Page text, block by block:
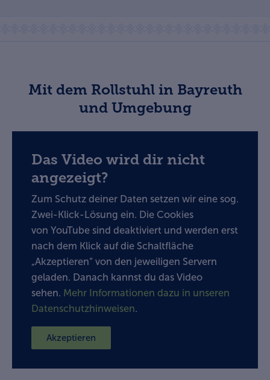
Mit dem Rollstuhl in Bayreuth
und Umgebung
Das Video wird dir nicht
angezeigt?
Zum Schutz deiner Daten setzen wir eine sog.
Zwei-Klick-Lösung ein. Die Cookies
von YouTube sind deaktiviert und werden erst
nach dem Klick auf die Schaltfläche
„Akzeptieren“ von den jeweiligen Servern
geladen. Danach kannst du das Video
sehen. Mehr Informationen dazu in unseren
Datenschutzhinweisen.
Akzeptieren